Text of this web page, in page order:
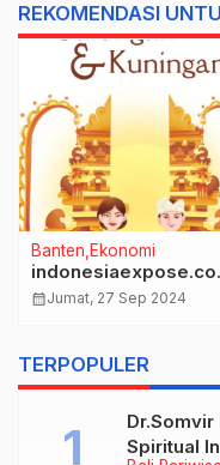
REKOMENDASI
Banten Ekonomi
calendar_monthJumat, 27 Sep 2024
TERPOPULER
Dr.Somvir
Spiritual